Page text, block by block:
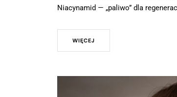
Niacynamid — „paliwo” dla
WIĘCEJ